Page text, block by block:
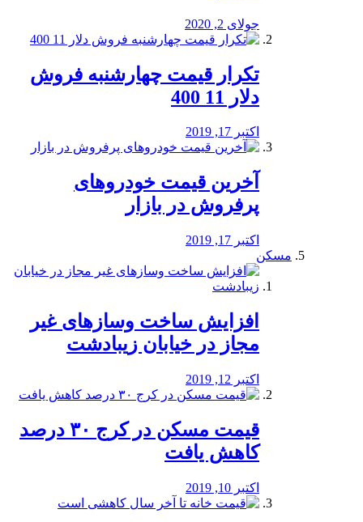
جولای 2, 2020
تکرار قیمت چهارشنبه فروش
دلار 11 400
اکتبر 17, 2019
آخرین قیمت خودرو‌های
پرفروش در بازار
اکتبر 17, 2019
مسکن
افزایش ساخت وسازهای غیر
مجاز در خیابان زیبادشت
اکتبر 12, 2019
️قیمت مسکن در کرج ۳۰ درصد
کاهش یافت
اکتبر 10, 2019